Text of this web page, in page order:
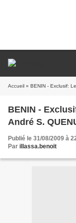
Accueil » BENIN - Exclusif:
BENIN -
André S.
Publié le 31/08/2009 à
Par illassa.benoit